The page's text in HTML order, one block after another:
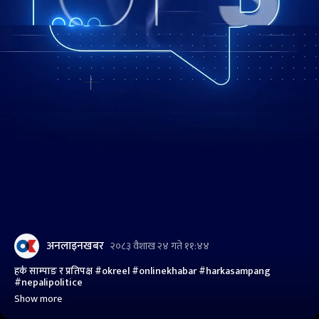
अनलाइनखबर २०८३ वैशाख २४ गते ११:४४
हर्क साम्पाङ र प्रतिपक्ष #okreel #onlinekhabar #harkasampang
#nepalipolitice
Show more